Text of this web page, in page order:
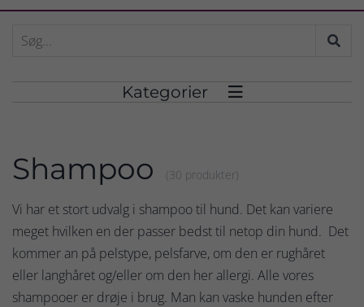
Kategorier 
Shampoo (30 produkter)
Vi har et stort udvalg i shampoo til hund. Det kan variere
meget hvilken en der passer bedst til netop din hund. Det
kommer an på pelstype, pelsfarve, om den er rughåret
eller langhåret og/eller om den her allergi. Alle vores
shampooer er drøje i brug. Man kan vaske hunden efter